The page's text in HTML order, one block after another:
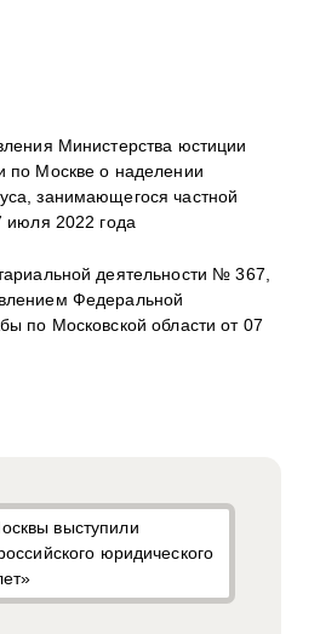
Министерства юстиции
по Москве о наделении
занимающегося частной
июля 2022 года
деятельности № 367,
Федеральной
по Московской области от 07